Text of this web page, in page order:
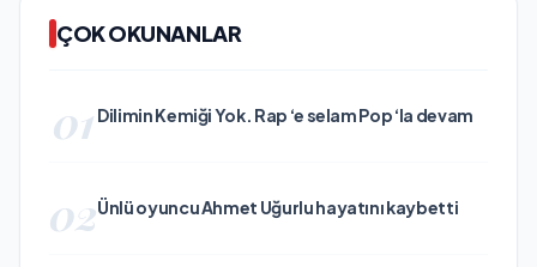
ÇOK OKUNANLAR
01 Dilimin Kemiği Yok. Rap ‘e selam Pop ‘la devam
02Ünlü oyuncu Ahmet Uğurlu hayatını kaybetti